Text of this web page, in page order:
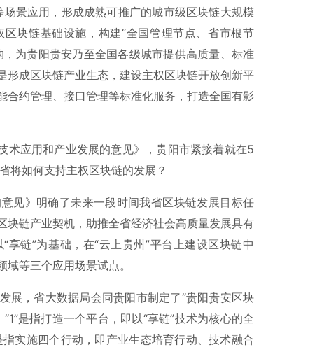
景应用，形成成熟可推广的城市级区块链大规模
块链基础设施，构建“全国管理节点、省市根节
为贵阳贵安乃至全国各级城市提供高质量、标准
成区块链产业生态，建设主权区块链开放创新平
约管理、接口管理等标准化服务，打造全国有影
术应用和产业发展的意见》，贵阳市紧接着就在5
将如何支持主权区块链的发展？
见》明确了未来一段时间我省区块链发展目标任
链产业契机，助推全省经济社会高质量发展具有
链”为基础，在“云上贵州”平台上建设区块链中
等三个应用场景试点。
展，省大数据局会同贵阳市制定了“贵阳贵安区块
是指打造一个平台，即以“享链”技术为核心的全
实施四个行动，即产业生态培育行动、技术融合